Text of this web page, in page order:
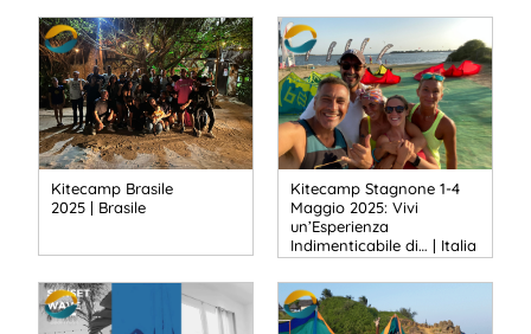
Kitecamp Brasile
2025 | Brasile
Kitecamp Stagnone 1-4
Maggio 2025: Vivi
un’Esperienza
Indimenticabile di… | Italia